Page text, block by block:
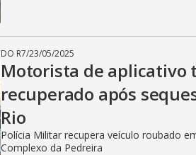
DO R7/23/05/2025
Motorista de aplicativo
recuperado após
Rio
Polícia Militar recupera veículo roubado
Complexo da Pedreira